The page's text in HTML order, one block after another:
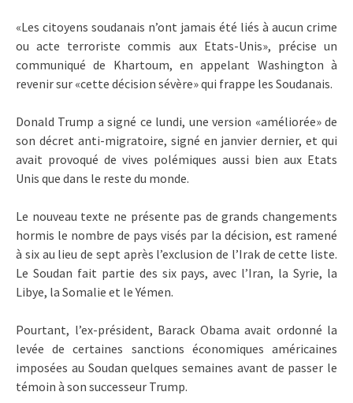
«Les citoyens soudanais n’ont jamais été liés à aucun crime
ou acte terroriste commis aux Etats-Unis», précise un
communiqué de Khartoum, en appelant Washington à
revenir sur «cette décision sévère» qui frappe les Soudanais.
Donald Trump a signé ce lundi, une version «améliorée» de
son décret anti-migratoire, signé en janvier dernier, et qui
avait provoqué de vives polémiques aussi bien aux Etats
Unis que dans le reste du monde.
Le nouveau texte ne présente pas de grands changements
hormis le nombre de pays visés par la décision, est ramené
à six au lieu de sept après l’exclusion de l’Irak de cette liste.
Le Soudan fait partie des six pays, avec l’Iran, la Syrie, la
Libye, la Somalie et le Yémen.
Pourtant, l’ex-président, Barack Obama avait ordonné la
levée de certaines sanctions économiques américaines
imposées au Soudan quelques semaines avant de passer le
témoin à son successeur Trump.